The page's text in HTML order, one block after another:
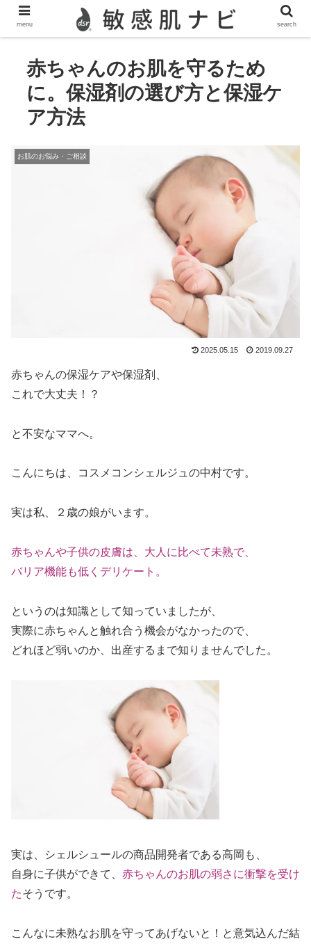
敏感肌,脂漏性皮膚炎,酒さ,ニキビのスキンケア情報を発信
赤ちゃんのお肌を守るため
に。保湿剤の選び方と保湿ケ
ア方法
お肌のお悩み・ご相談
2025.05.15 2019.09.27
赤ちゃんの保湿ケアや保湿剤、
これで大丈夫！？
と不安なママへ。
こんにちは、コスメコンシェルジュの中村です。
実は私、２歳の娘がいます。
赤ちゃんや子供の皮膚は、大人に比べて未熟で、
バリア機能も低くデリケート。
というのは知識として知っていましたが、
実際に赤ちゃんと触れ合う機会がなかったので、
どれほど弱いのか、出産するまで知りませんでした。
実は、シェルシュールの商品開発者である高岡も、
自身に子供ができて、 赤ちゃんのお肌の弱さに衝撃を受け
たそうです。
こんなに未熟なお肌を守ってあげないと！と意気込んだ結
menu search